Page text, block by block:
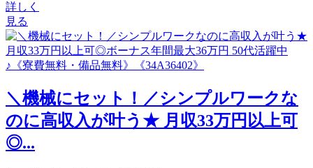
詳しく
見る
＼機械にセット！／シンプルワークな
のに高収入が叶う★ 月収33万円以上可
◎...